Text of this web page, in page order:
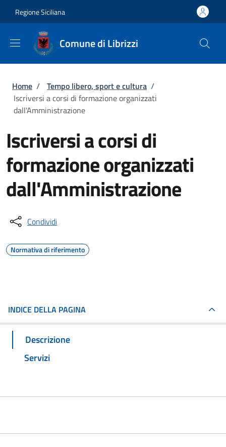
Regione Siciliana
Comune di Librizzi
Briciole di pane
Home / Tempo libero, sport e cultura /
Iscriversi a corsi di formazione organizzati
dall'Amministrazione
Iscriversi a corsi di
formazione organizzati
dall'Amministrazione
Condividi
Normativa di riferimento
INDICE DELLA PAGINA
Descrizione
Servizi